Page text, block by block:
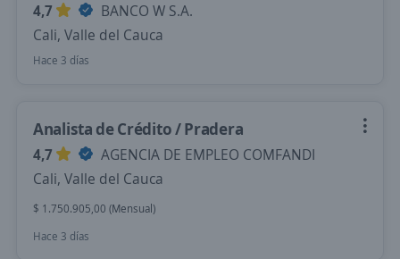
4,7
BANCO W S.A.
Cali, Valle del Cauca
Hace 3 días
Analista de Crédito / Pradera
4,7
AGENCIA DE EMPLEO COMFANDI
Cali, Valle del Cauca
$ 1.750.905,00 (Mensual)
Hace 3 días